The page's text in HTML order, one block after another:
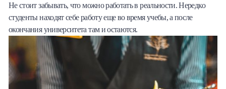
Не стоит забывать, что можно работать в реальности. Нередко
студенты находят себе работу еще во время учебы, а после
окончания университета там и остаются.